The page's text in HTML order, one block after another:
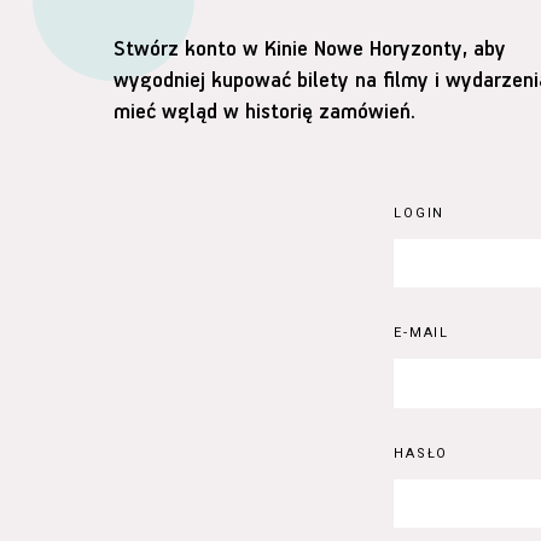
Stwórz konto w Kinie Nowe Horyzonty, aby
wygodniej kupować bilety na filmy i
mieć wgląd w historię zamówień.
LOGIN
E-MAIL
HASŁO